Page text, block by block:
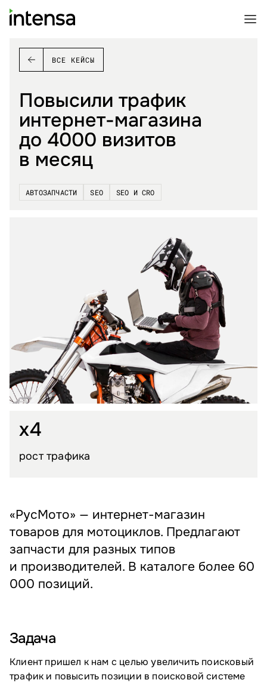
ВСЕ КЕЙСЫ
Повысили трафик
интернет-магазина
до 4000 визитов
в месяц
АВТОЗАПЧАСТИ SEO SEO И CRO
x4
рост трафика
«РусМото» — интернет-магазин
товаров для мотоциклов. Предлагают
запчасти для разных типов
и производителей. В каталоге более 60
000 позиций.
Задача
Клиент пришел к нам с целью увеличить поисковый
трафик и повысить позиции в поисковой системе